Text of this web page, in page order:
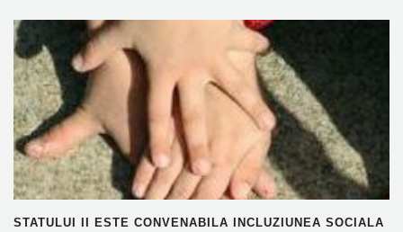
STATULUI II ESTE CONVENABILA INCLUZIUNEA SOCIALA